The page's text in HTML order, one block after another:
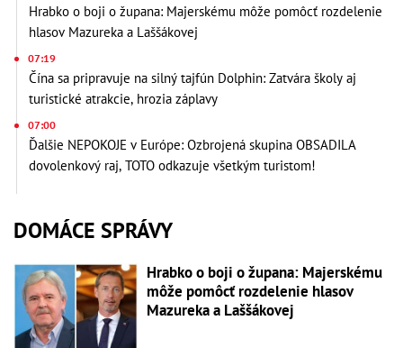
Hrabko o boji o župana: Majerskému môže pomôcť rozdelenie
hlasov Mazureka a Laššákovej
07:19
Čína sa pripravuje na silný tajfún Dolphin: Zatvára školy aj
turistické atrakcie, hrozia záplavy
07:00
Ďalšie NEPOKOJE v Európe: Ozbrojená skupina OBSADILA
dovolenkový raj, TOTO odkazuje všetkým turistom!
DOMÁCE SPRÁVY
Hrabko o boji o župana: Majerskému
môže pomôcť rozdelenie hlasov
Mazureka a Laššákovej